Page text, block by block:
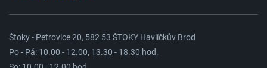
Štoky - Petrovice 20, 582 53 ŠTOKY Havlíčkův Brod
Po - Pá: 10.00 - 12.00, 13.30 - 18.30 hod.